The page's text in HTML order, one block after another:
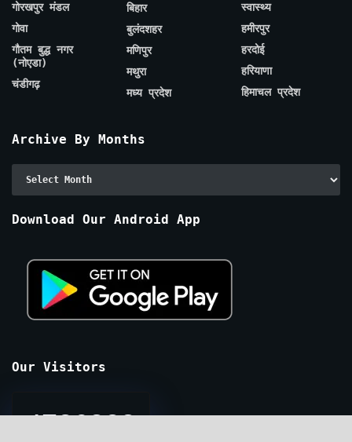
गोरखपुर मंडल
गोवा
गौतम बुद्ध नगर
(नोएडा)
चंडीगढ़
बिहार
बुलंदशहर
मणिपुर
मथुरा
मध्य प्रदेश
स्वास्थ्य
हमीरपुर
हरदोई
हरियाणा
हिमाचल प्रदेश
Archive By Months
Download Our Android App
Our Visitors
4726328